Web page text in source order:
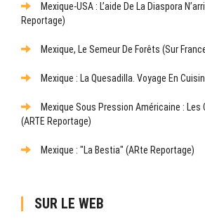
Mexique-USA : L’aide De La Diaspora
Reportage)
Mexique, Le Semeur De Forêts (sur
Mexique : La Quesadilla. Voyage En
Mexique Sous Pression Américaine : Les
(ARTE Reportage)
Mexique : "La Bestia" (ARte Reportage)
SUR LE WEB